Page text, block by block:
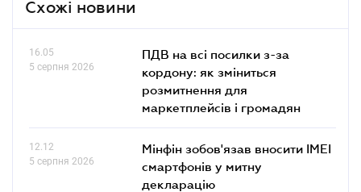
Схожі новини
16.05
5 серпня 2026
ПДВ на всі посилки з-за
кордону: як зміниться
розмитнення для
маркетплейсів і громадян
12.12
5 серпня 2026
Мінфін зобов'язав вносити IMEI
смартфонів у митну
декларацію